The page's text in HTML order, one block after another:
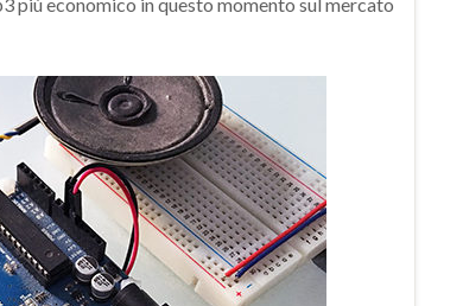
più economico in questo momento sul mercato